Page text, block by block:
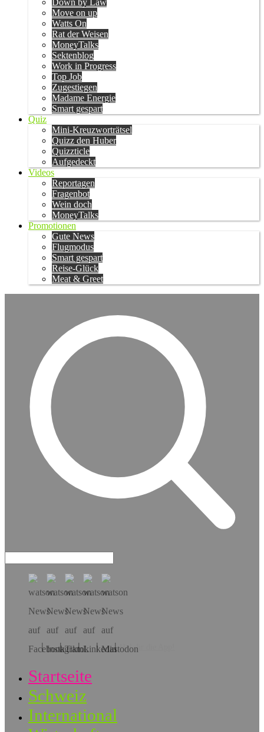
Down by Law
Move on up
Watts On
Rat der Weisen
MoneyTalks
Sektenblog
Work in Progress
Top Job
Zugestiegen
Madame Energie
Smart gespart
Quiz
Mini-Kreuzworträtsel
Quizz den Huber
Quizzticle
Aufgedeckt
Videos
Reportagen
Fragenbot
Wein doch
MoneyTalks
Promotionen
Gute News
Flugmodus
Smart gespart
Reise-Glück
Meat & Greet
Hol dir die App!
Startseite
Schweiz
International